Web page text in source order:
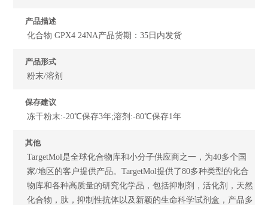
产品描述
化合物 GPX4 24NA产品货期：35日内发货
产品形式
粉末/溶剂
保存建议
冻干粉末:-20℃保存3年;溶剂:-80℃保存1年
其他
TargetMol是全球化合物库和小分子供应商之一，为40多个国
家/地区的客户提供产品。TargetMol提供了80多种类型的化合
物库和各种高质量的研究化学品，包括抑制剂，活化剂，天然
化合物，肽，抑制性抗体以及新颖的生命科学试剂盒，产品多